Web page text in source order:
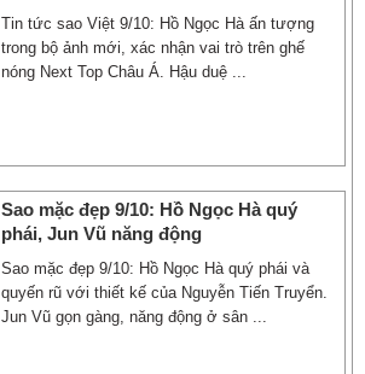
Tin tức sao Việt 9/10: Hồ Ngọc Hà ấn tượng
trong bộ ảnh mới, xác nhận vai trò trên ghế
nóng Next Top Châu Á. Hậu duệ ...
Sao mặc đẹp 9/10: Hồ Ngọc Hà quý
phái, Jun Vũ năng động
Sao mặc đẹp 9/10: Hồ Ngọc Hà quý phái và
quyến rũ với thiết kế của Nguyễn Tiến Truyển.
Jun Vũ gọn gàng, năng động ở sân ...